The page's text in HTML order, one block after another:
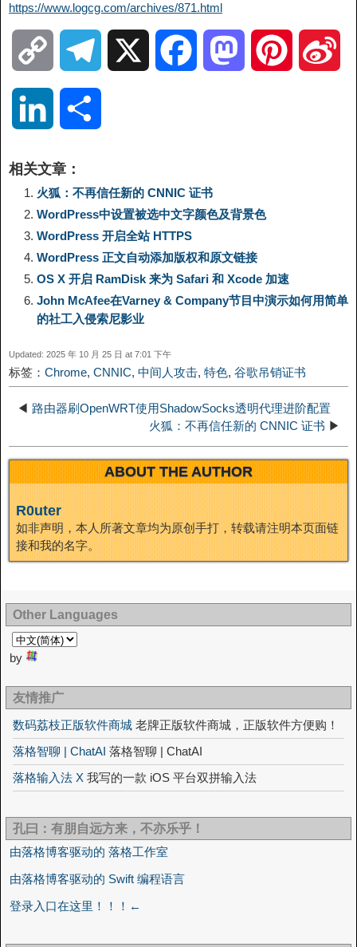
https://www.logcg.com/archives/871.html
o
y
L
i
n
g
r
a
b
o
o
o
d
o e
t
i
n
k
e
d
I
相关文章：
火狐：不再信任新的 CNNIC 证书
WordPress中设置被选中文字颜色及背景色
WordPress 开启全站 HTTPS
WordPress 正文自动添加版权和原文链接
OS X 开启 RamDisk 来为 Safari 和 Xcode 加速
John McAfee在Varney & Company节目中演示如何用简单
的社工入侵索尼影业
Updated: 2025 年 10 月 25 日 at 7:01 下午
标签： Chrome, CNNIC, 中间人攻击, 特色, 谷歌吊销证书
◀ 路由器刷OpenWRT使用ShadowSocks透明代理进阶配置
火狐：不再信任新的 CNNIC 证书 ▶
ABOUT THE AUTHOR
R0uter
如非声明，本人所著文章均为原创手打，转载请注明本页面链
接和我的名字。
Other Languages
by
友情推广
数码荔枝正版软件商城 老牌正版软件商城，正版软件方便购！
落格智聊 | ChatAI 落格智聊 | ChatAI
落格输入法 X 我写的一款 iOS 平台双拼输入法
孔曰：有朋自远方来，不亦乐乎！
由落格博客驱动的 落格工作室
由落格博客驱动的 Swift 编程语言
登录入口在这里！！！←